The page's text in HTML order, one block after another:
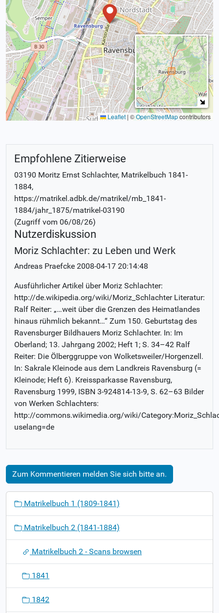
Leaflet | ©OpenStreetMapcontributors
Empfohlene Zitierweise
03190 Moritz Ernst Schlachter, Matrikelbuch 1841-
1884,
https://matrikel.adbk.de/matrikel/mb_1841-
1884/jahr_1875/matrikel-03190
(Zugriff vom 06/08/26)
Nutzerdiskussion
Moriz Schlachter: zu Leben und Werk
Andreas Praefcke 2008-04-17 20:14:48
Ausführlicher Artikel über Moriz Schlachter:
http://de.wikipedia.org/wiki/Moriz_Schlachter Literatur:
Ralf Reiter: „…weit über die Grenzen des Heimatlandes
hinaus rühmlich bekannt…“ Zum 150. Geburtstag des
Ravensburger Bildhauers Moriz Schlachter. In: Im
Oberland; 13. Jahrgang 2002; Heft 1; S. 34–42 Ralf
Reiter: Die Ölberggruppe von Wolketsweiler/Horgenzell.
In: Sakrale Kleinode aus dem Landkreis Ravensburg (=
Kleinode; Heft 6). Kreissparkasse Ravensburg,
Ravensburg 1999, ISBN 3-924814-13-9, S. 62–63 Bilder
von Werken Schlachters:
http://commons.wikimedia.org/wiki/
uselang=de
Zum Kommentieren melden Sie sich bitte an.
o
Matrikelbuch 1 (1809-1841)
Matrikelbuch 2 (1841-1884)
Matrikelbuch 2 - Scans browsen
1841
1842